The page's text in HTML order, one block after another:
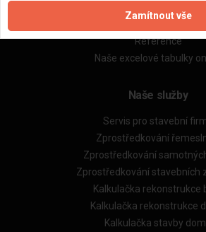
Reference
Naše excelové tabulky
Naše služby
Servis pro stavební
Zprostředkování
Zprostředkování
Zprostředkování stavebních
Kalkulačka rekonstrukce
Kalkulačka rekonstrukce
Kalkulačka stavby
Zamítnout vše